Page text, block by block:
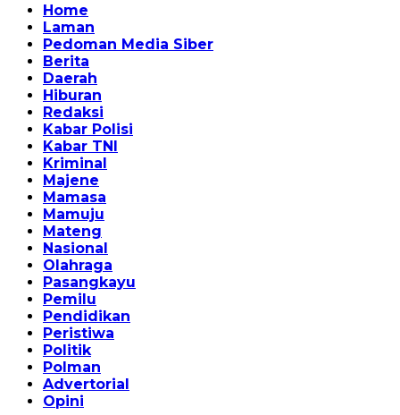
Home
Laman
Pedoman Media Siber
Berita
Daerah
Hiburan
Redaksi
Kabar Polisi
Kabar TNI
Kriminal
Majene
Mamasa
Mamuju
Mateng
Nasional
Olahraga
Pasangkayu
Pemilu
Pendidikan
Peristiwa
Politik
Polman
Advertorial
Opini